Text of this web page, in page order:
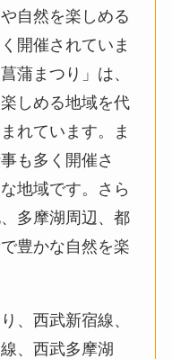
自然を楽しめる
開催されていま
蒲まつり」は、
しめる地域を代
れています。ま
も多く開催さ
地域です。さら
多摩湖周辺、都
豊かな自然を楽
、西武新宿線、
、西武多摩湖